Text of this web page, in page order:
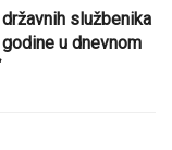
službenika
u dnevnom